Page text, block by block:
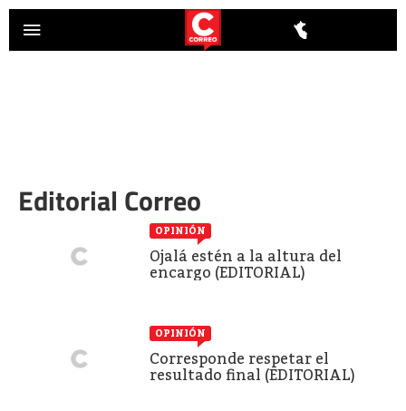
Editorial Correo
OPINIÓN
Ojalá estén a la altura del
encargo (EDITORIAL)
OPINIÓN
Corresponde respetar el
resultado final (EDITORIAL)